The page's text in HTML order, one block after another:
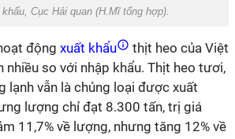
Cục Hải quan (H.Mĩtổng hợp).
động xuất khẩu
thịt heo của Việt
nhiều so với nhập khẩu. Thịt heo tươi,
lạnh vẫn là chủng loại được xuất
lượng chỉ đạt 8.300 tấn, trị giá
11,7% về lượng, nhưng tăng 12% về